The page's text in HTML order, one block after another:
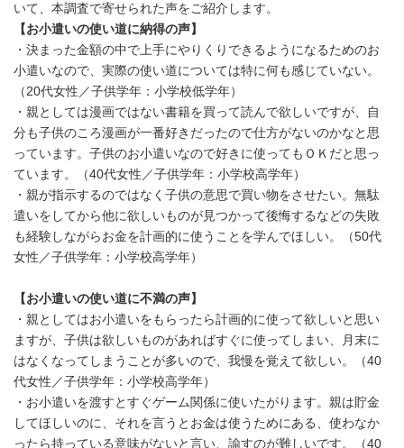
いて、本調査で寄せられた声をご紹介します。
【お小遣いの使い道に納得の声】
・決まった金額の中で上手にやりくりできるようになるためのお
小遣いなので、実際の使い道については特に何も感じていない。
（20代女性／子供学年：小学校低学年）
・親としては漫画ではない書籍を買って読んで欲しいですが、自
分も子供のころ漫画が一番好きだったので仕方がないのかなと思
っています。子供のお小遣いなので好きに使ってもＯＫだと思っ
ています。（40代女性／子供学年：小学校高学年）
・親が指示するのではなく子供の意思で買い物をさせたい。無駄
遣いをしてから他に欲しいものが見つかって後悔するなどの失敗
も経験しながらお金を計画的に使うことを学んでほしい。（50代
女性／子供学年：小学校高学年）
【お小遣いの使い道に不満の声】
・親としてはお小遣いをもらったら計画的に使って欲しいと思い
ますが、子供は欲しいものがあればすぐに使ってしまい、月末に
はなくなってしまうことが多いので、我慢を覚えて欲しい。（40
代女性／子供学年：小学校高学年）
・お小遣いを渡すとすぐゲーム関係に使いたがります。親は貯金
してほしいのに、それを言うとお金は使うためにある、使わなか
ったら持っている意味がないと言い、諭すのが難しいです。（40